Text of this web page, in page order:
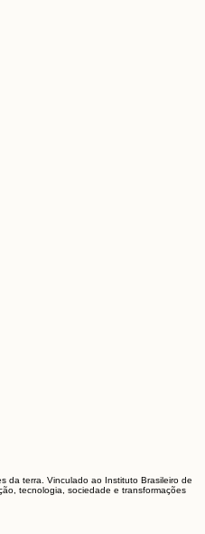
terra. Vinculado ao Instituto Brasileiro de
tecnologia, sociedade e transformações